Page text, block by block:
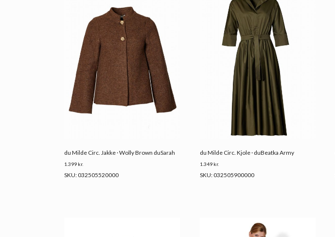
du Milde Circ. Jakke · Wolly Brown duSarah
1.399 kr.
SKU: 032505520000
du Milde Circ. Kjole · duBeatka Army
1.349 kr.
SKU: 032505900000